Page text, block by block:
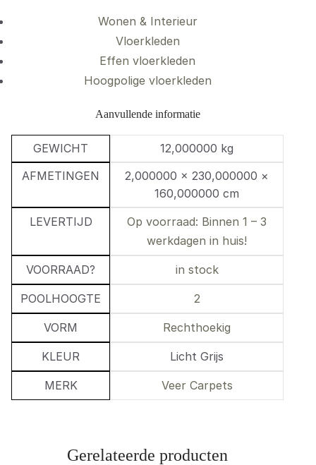
Wonen & Interieur
Vloerkleden
Effen vloerkleden
Hoogpolige vloerkleden
Aanvullende informatie
GEWICHT
12,000000 kg
AFMETINGEN
2,000000 × 230,000000 ×
160,000000 cm
LEVERTIJD
Op voorraad: Binnen 1 – 3
werkdagen in huis!
VOORRAAD? in stock
POOLHOOGTE 2
VORM Rechthoekig
KLEUR Licht Grijs
MERK Veer Carpets
Gerelateerde producten